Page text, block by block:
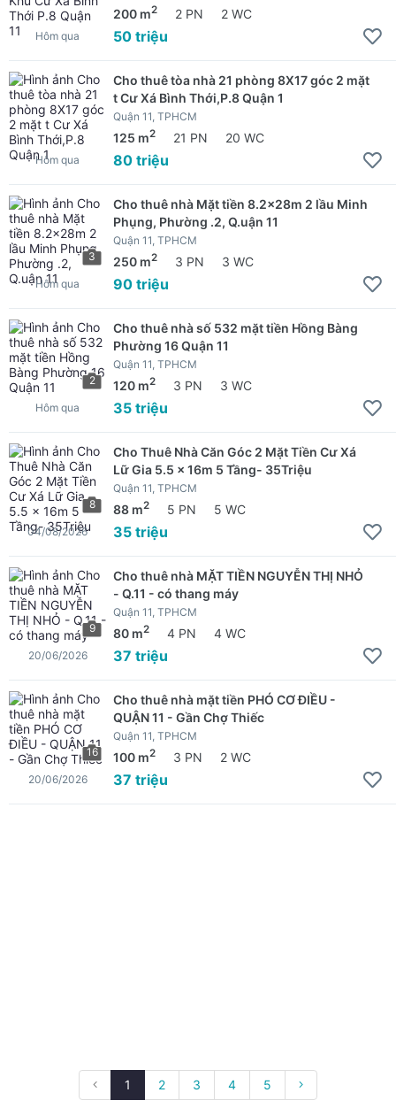
200 m2 2 PN 2 WC
50 triệu
Hôm qua
Cho thuê tòa nhà 21 phòng 8X17 góc 2 mặt
t Cư Xá Bình Thới,P.8 Quận 1
Quận 11, TPHCM
125 m2 21 PN 20 WC
80 triệu
Hôm qua
3
Cho thuê nhà Mặt tiền 8.2x28m 2 lầu Minh
Phụng, Phường .2, Q.uận 11
Quận 11, TPHCM
250 m2 3 PN 3 WC
90 triệu
Hôm qua
2
Cho thuê nhà số 532 mặt tiền Hồng Bàng
Phường 16 Quận 11
Quận 11, TPHCM
120 m2 3 PN 3 WC
35 triệu
Hôm qua
8
Cho Thuê Nhà Căn Góc 2 Mặt Tiền Cư Xá
Lữ Gia 5.5 x 16m 5 Tầng- 35Triệu
Quận 11, TPHCM
88 m2 5 PN 5 WC
35 triệu
04/08/2026
9
Cho thuê nhà MẶT TIỀN NGUYỄN THỊ NHỎ
- Q.11 - có thang máy
Quận 11, TPHCM
80 m2 4 PN 4 WC
37 triệu
20/06/2026
16
Cho thuê nhà mặt tiền PHÓ CƠ ĐIỀU -
QUẬN 11 - Gần Chợ Thiếc
Quận 11, TPHCM
100 m2 3 PN 2 WC
37 triệu
20/06/2026
1 2 3 4 5